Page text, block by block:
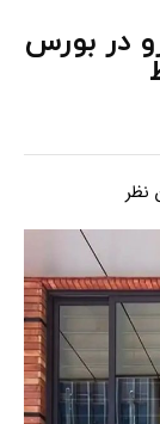
در بورس
نظر